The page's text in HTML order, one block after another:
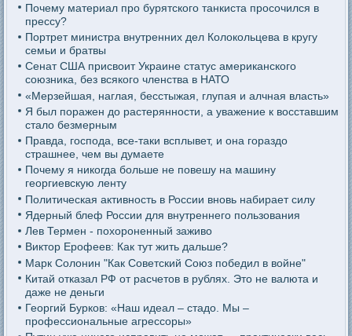
Почему материал про бурятского танкиста просочился в
прессу?
Портрет министра внутренних дел Колокольцева в кругу
семьи и братвы
Сенат США присвоит Украине статус американского
союзника, без всякого членства в НАТО
«Мерзейшая, наглая, бесстыжая, глупая и алчная власть»
Я был поражен до растерянности, а уважение к восставшим
стало безмерным
Правда, господа, все-таки всплывет, и она гораздо
страшнее, чем вы думаете
Почему я никогда больше не повешу на машину
георгиевскую ленту
Политическая активность в России вновь набирает силу
Ядерный блеф России для внутреннего пользования
Лев Термен - похороненный заживо
Виктор Ерофеев: Как тут жить дальше?
Марк Солонин "Как Советский Союз победил в войне"
Китай отказал РФ от расчетов в рублях. Это не валюта и
даже не деньги
Георгий Бурков: «Наш идеал – стадо. Мы –
профессиональные агрессоры»